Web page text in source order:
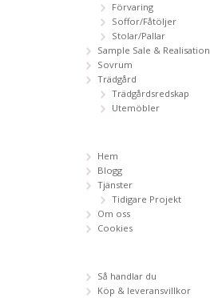
Förvaring
Soffor/Fåtöljer
Stolar/Pallar
Sample Sale & Realisation
Sovrum
Trädgård
Trädgårdsredskap
Utemöbler
Hem
Blogg
Tjänster
Tidigare Projekt
Om oss
Cookies
Så handlar du
Köp & leveransvillkor